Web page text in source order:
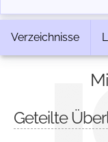
Verzeichnisse
Geteilte